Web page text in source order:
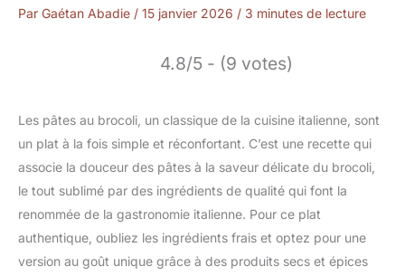
Par Gaétan Abadie / 15 janvier 2026 / 3 minutes de lecture
4.8/5 - (9 votes)
Les pâtes au brocoli, un classique de la cuisine italienne, sont
un plat à la fois simple et réconfortant. C’est une recette qui
associe la douceur des pâtes à la saveur délicate du brocoli,
le tout sublimé par des ingrédients de qualité qui font la
renommée de la gastronomie italienne. Pour ce plat
authentique, oubliez les ingrédients frais et optez pour une
version au goût unique grâce à des produits secs et épices